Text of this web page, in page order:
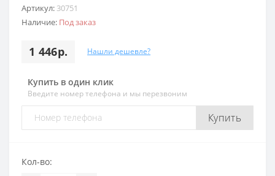
Артикул: 30751
Наличие: Под заказ
1 446р. Нашли дешевле?
Купить в один клик
Введите номер телефона и мы перезвоним
Купить
Кол-во: